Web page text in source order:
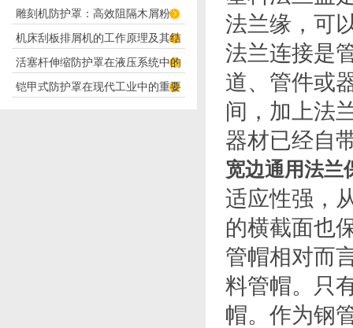
专用方案
雕刻机防护罩：高效阻隔木屑粉
尘，守护设备精度与安全
机床刮板排屑机的工作原理及其结
构分析
活塞杆伸缩防护罩在液压系统中的
应用
铠甲式防护罩在现代工业中的重要
法兰缘，可
法兰连接是
道、管件或
间，加上法
器材已经自
宽边通用法兰
适应性强，
的横截面也
管帽相对而
料管帽。只
帽。作为钢